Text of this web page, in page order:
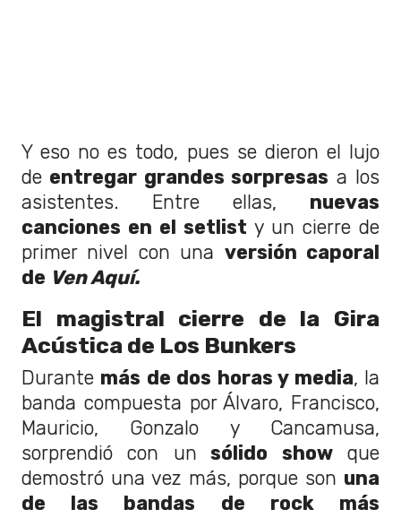
Y eso no es todo, pues se dieron el lujo
de entregar grandes sorpresas a los
asistentes. Entre ellas, nuevas
canciones en el setlist y un cierre de
primer nivel con una versión caporal
de Ven Aquí.
El magistral cierre de la Gira
Acústica de Los Bunkers
Durante más de dos horas y media, la
banda compuesta por Álvaro, Francisco,
Mauricio, Gonzalo y Cancamusa,
sorprendió con un sólido showque
demostró una vez más, porque son una
de las bandas de rock más